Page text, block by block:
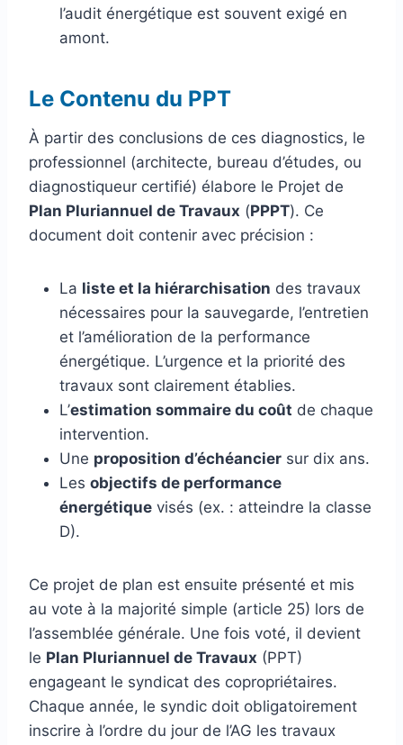
l’audit énergétique est souvent exigé en
amont.
Le Contenu du PPT
À partir des conclusions de ces diagnostics, le
professionnel (architecte, bureau d’études, ou
diagnostiqueur certifié) élabore le Projet de
Plan Pluriannuel de Travaux (PPPT). Ce
document doit contenir avec précision :
La liste et la hiérarchisation des travaux
nécessaires pour la sauvegarde, l’entretien
et l’amélioration de la performance
énergétique. L’urgence et la priorité des
travaux sont clairement établies.
L’estimation sommaire du coût de chaque
intervention.
Une proposition d’échéancier sur dix ans.
Les objectifs de performance
énergétique visés (ex. : atteindre la classe
D).
Ce projet de plan est ensuite présenté et mis
au vote à la majorité simple (article 25) lors de
l’assemblée générale. Une fois voté, il devient
le Plan Pluriannuel de Travaux (PPT)
engageant le syndicat des copropriétaires.
Chaque année, le syndic doit obligatoirement
inscrire à l’ordre du jour de l’AG les travaux